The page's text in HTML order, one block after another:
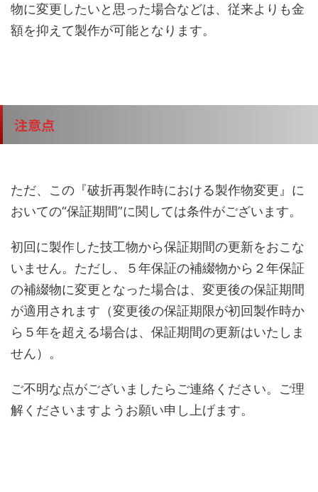
物に変更したいと思った場合などは、従来よりも金
額を抑えて製作が可能となります。
注意点
ただ、この『破折再製作時における製作物変更』に
おいての“保証期間”に関しては条件がございます。
初回に製作した技工物から保証期間の更新をおこな
いません。ただし、５年保証の補綴物から２年保証
の補綴物に変更となった場合は、変更後の保証期間
が適用されます（変更後の保証期限が初回製作時か
ら５年を超える場合は、保証期間の更新はいたしま
せん）。
ご不明な点がございましたらご連絡ください。ご理
解くださいますようお願い申し上げます。